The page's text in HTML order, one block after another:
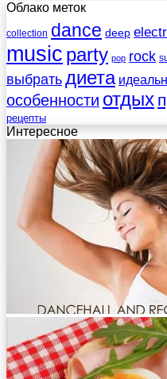
Облако меток
collection dance deep
music party pop rock
выбратьдиета
особенности отдых
рецепты
Интересное